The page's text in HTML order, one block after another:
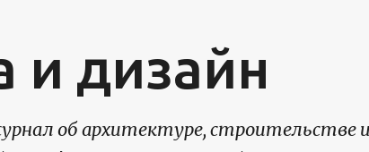
и дизайн
об архитектуре, строительстве